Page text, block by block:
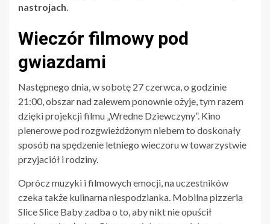
nastrojach
Wieczór filmowy pod
gwiazdami
Następnego dnia, w sobotę 27 czerwca, o godzinie
21:00, obszar nad zalewem ponownie ożyje, tym razem
dzięki projekcji filmu „Wredne Dziewczyny”. Kino
plenerowe pod rozgwieżdżonym niebem to doskonały
sposób na spędzenie letniego wieczoru w towarzystwie
przyjaciół i rodziny.
Oprócz muzyki i filmowych emocji, na uczestników
czeka także kulinarna niespodzianka. Mobilna pizzeria
Slice Slice Baby zadba o to, aby nikt nie opuścił